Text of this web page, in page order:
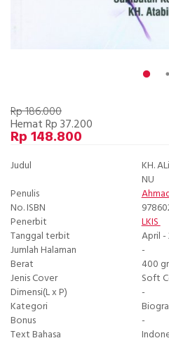
Rp 186.000
Hemat Rp 37.200
Rp 148.800
Judul
KH.
NU
Penulis
No. ISBN
Penerbit
LKIS
Tanggal terbit
April -
Jumlah Halaman
-
Berat
400 gr
Jenis Cover
Soft
Dimensi(L x P)
-
Kategori
Bonus
-
Text Bahasa